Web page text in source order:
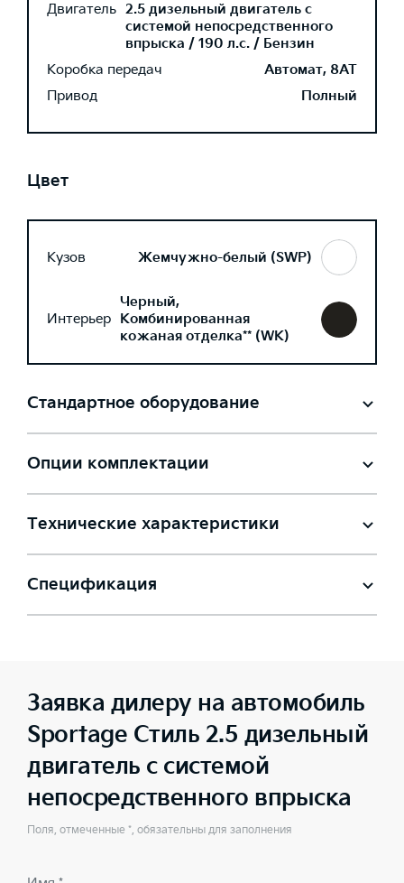
Двигатель 2.5 дизельный двигатель с
системой непосредственного
впрыска / 190 л.с. / Бензин
Коробка передач
Автомат, 8AT
Привод
Полный
Цвет
Кузов Жемчужно-белый (SWP)
Интерьер
Черный,
Комбинированная
кожаная отделка** (WK)
Стандартное оборудование
Опции комплектации
Технические характеристики
Спецификация
Заявка дилеру на автомобиль
Sportage Стиль 2.5 дизельный
двигатель с системой
непосредственного впрыска
Поля, отмеченные *, обязательны для заполнения